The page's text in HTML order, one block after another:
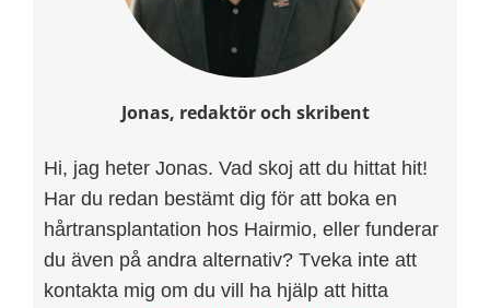
Jonas, redaktör och skribent
Hi, jag heter Jonas. Vad skoj att du hittat hit!
Har du redan bestämt dig för att boka en
hårtransplantation hos Hairmio, eller funderar
du även på andra alternativ? Tveka inte att
kontakta mig om du vill ha hjälp att hitta